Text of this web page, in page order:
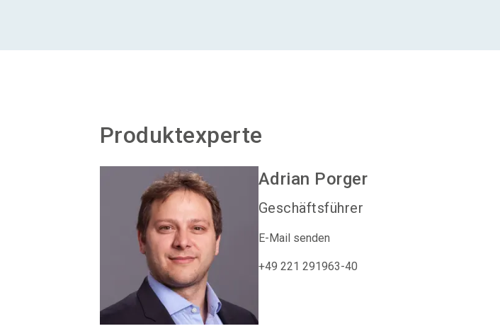
Produktexperte
Adrian Porger
Geschäftsführer
E-Mail senden
+49 221 291963-40